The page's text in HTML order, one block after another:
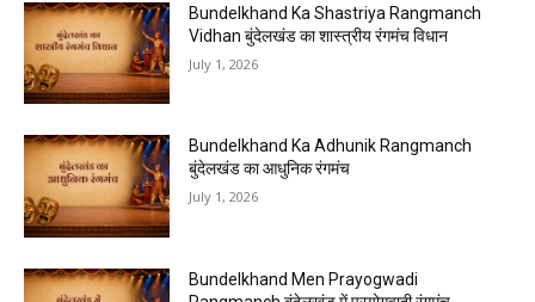
Bundelkhand Ka Shastriya Rangmanch
Vidhan बुंदेलखंड का शास्त्रीय रंगमंच विधान
July 1, 2026
Bundelkhand Ka Adhunik Rangmanch
बुंदेलखंड का आधुनिक रंगमंच
July 1, 2026
Bundelkhand Men Prayogwadi